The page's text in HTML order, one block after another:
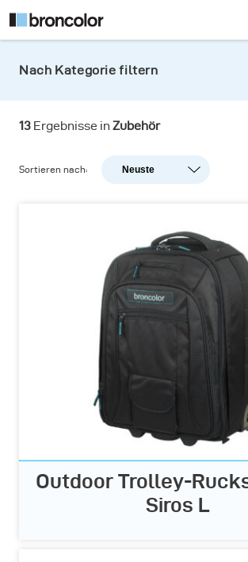
Alle Taschen für den sicheren
Nach Kategorie filtern
13 Ergebnisse in Zubehör
Sortieren nach: Neuste
Neuste
A-Z
Z-A
Outdoor Trolley-
Siros L